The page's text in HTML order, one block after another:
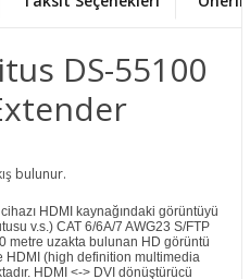
DS-55100
bulunur.
HDMI kaynağındaki görüntüyü
v.s.) CAT 6/6A/7 AWG23 S/FTP
metre uzakta bulunan HD görüntü
HDMI (high definition multimedia
HDMI <-> DVI dönüştürücü